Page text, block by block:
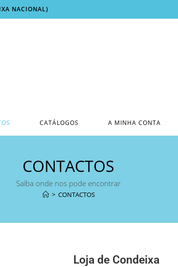
NACIONAL)
CATÁLOGOS A MINHA CONTA
CONTACTOS
Saiba onde nos pode encontrar
> CONTACTOS
Loja de Condeixa